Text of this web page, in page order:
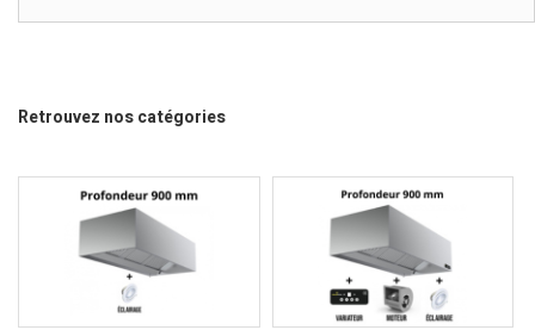
Retrouvez nos catégories